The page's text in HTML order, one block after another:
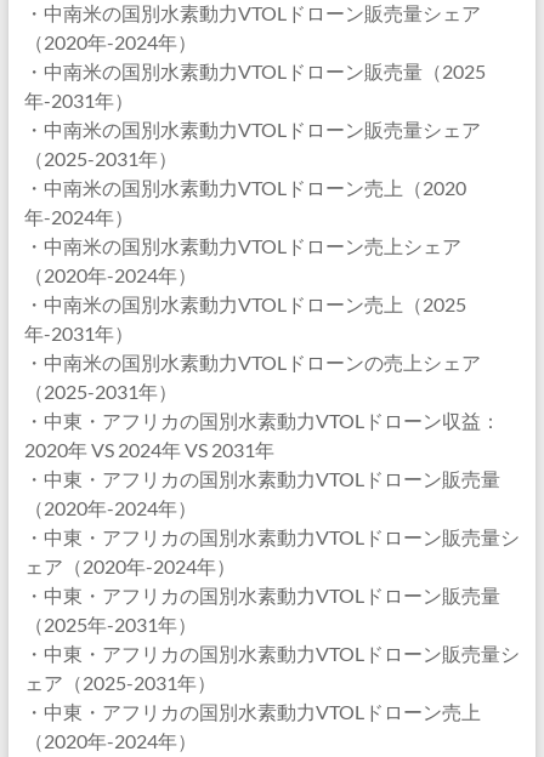
・中南米の国別水素動力VTOLドローン販売量シェア
（2020年-2024年）
・中南米の国別水素動力VTOLドローン販売量（2025
年-2031年）
・中南米の国別水素動力VTOLドローン販売量シェア
（2025-2031年）
・中南米の国別水素動力VTOLドローン売上（2020
年-2024年）
・中南米の国別水素動力VTOLドローン売上シェア
（2020年-2024年）
・中南米の国別水素動力VTOLドローン売上（2025
年-2031年）
・中南米の国別水素動力VTOLドローンの売上シェア
（2025-2031年）
・中東・アフリカの国別水素動力VTOLドローン収益：
2020年 VS 2024年 VS 2031年
・中東・アフリカの国別水素動力VTOLドローン販売量
（2020年-2024年）
・中東・アフリカの国別水素動力VTOLドローン販売量シ
ェア（2020年-2024年）
・中東・アフリカの国別水素動力VTOLドローン販売量
（2025年-2031年）
・中東・アフリカの国別水素動力VTOLドローン販売量シ
ェア（2025-2031年）
・中東・アフリカの国別水素動力VTOLドローン売上
（2020年-2024年）